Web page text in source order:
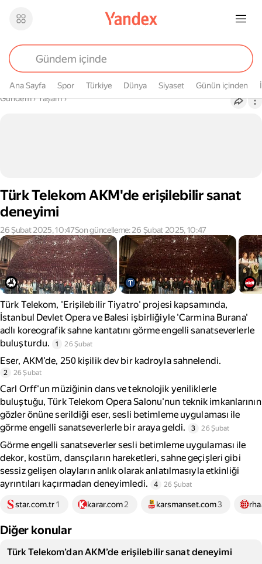
Ana Sayfa Spor Türkiye Dünya Siyaset Günün içinden
Buradasın
Gündem› Yaşam›
Türk Telekom AKM'de erişilebilir sanat
deneyimi
26 Şubat 2025, 10:47Son güncelleme: 26 Şubat 2025, 10:47
Türk Telekom, 'Erişilebilir Tiyatro' projesi kapsamında,
İstanbul Devlet Opera ve Balesi işbirliğiyle 'Carmina Burana'
adlı koreografik sahne kantatını görme engelli sanatseverlerle
buluşturdu.
1 26 Şubat
Eser, AKM’de, 250 kişilik dev bir kadroyla sahnelendi.
2 26 Şubat
Carl Orff'un müziğinin dans ve teknolojik yeniliklerle
buluştuğu, Türk Telekom Opera Salonu'nun teknik imkanlarının
gözler önüne serildiği eser, sesli betimleme uygulaması ile
görme engelli sanatseverlerle bir araya geldi.
3 26 Şubat
Görme engelli sanatseverler sesli betimleme uygulaması ile
dekor, kostüm, dansçıların hareketleri, sahne geçişleri gibi
sessiz gelişen olayların anlık olarak anlatılmasıyla etkinliği
ayrıntıları kaçırmadan deneyimledi.
4 26 Şubat
star.com.tr1 karar.com2 karsmanset.com3
Diğer konular
Türk Telekom’dan AKM’de erişilebilir sanat deneyimi